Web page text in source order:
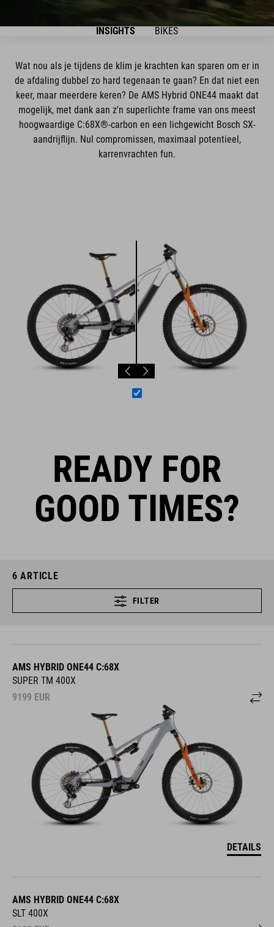
INSIGHTS BIKES
Wat nou als je tijdens de klim je krachten kan sparen om er in
de afdaling dubbel zo hard tegenaan te gaan? En dat niet een
keer, maar meerdere keren? De AMS Hybrid ONE44 maakt dat
mogelijk, met dank aan z'n superlichte frame van ons meest
hoogwaardige C:68X®-carbon en een lichgewicht Bosch SX-
aandrijflijn. Nul compromissen, maximaal potentieel,
karrenvrachten fun.
READY FOR
GOOD TIMES?
6 ARTICLE
FILTER
AMS HYBRID ONE44 C:68X
SUPER TM 400X
9199 EUR
DETAILS
AMS HYBRID ONE44 C:68X
SLT 400X